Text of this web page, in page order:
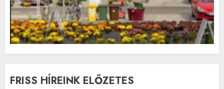
FRISS HÍREINK ELŐZETES